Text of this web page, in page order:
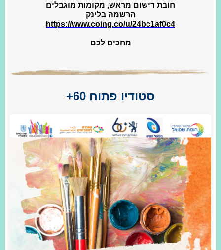
חובת רישום מראש, מקומות מוגבלים
הרשמה בלינק
https://www.coing.co/u/24bc1af0c4
מחכים לכם
סטודיו פתוח 60+